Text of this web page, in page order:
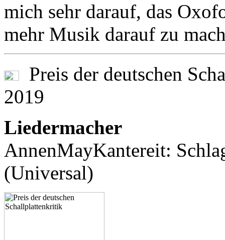
mich sehr darauf, das
mehr Musik darauf zu
Preis der deutschen
2019
Liedermacher
AnnenMayKantereit:
(Universal)